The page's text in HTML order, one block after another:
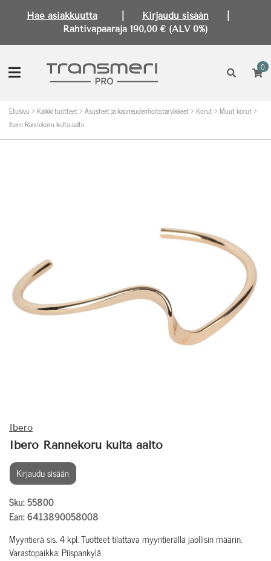
Hae asiakkuutta Kirjaudu sisään
Rahtivapaaraja 190,00 € (ALV 0%)
0
Etusivu >Kaikki tuotteet>Asusteet ja kauneudenhoitotarvikkeet>Korut>Muut korut>
Ibero Rannekoru kulta aalto
Ibero
Ibero Rannekoru kulta aalto
Kirjaudu sisään
Sku: 55800
Ean: 6413890058008
Myyntierä sis. 4 kpl. Tuotteet tilattava myyntierällä jaollisin määrin.
Varastopaikka: Piispankylä